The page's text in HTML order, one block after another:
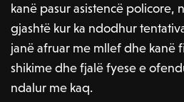
kanë pasur asistencë policore,
gjashtë kur ka ndodhur
janë afruar me mllef dhe kanë
shikime dhe fjalë fyese e
ndalur me kaq.